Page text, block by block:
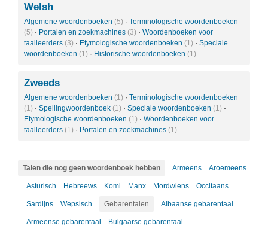
Welsh
Algemene woordenboeken (5) · Terminologische woordenboeken
(5) · Portalen en zoekmachines (3) · Woordenboeken voor
taalleerders (3) · Etymologische woordenboeken (1) · Speciale
woordenboeken (1) · Historische woordenboeken (1)
Zweeds
Algemene woordenboeken (1) · Terminologische woordenboeken
(1) · Spellingwoordenboek (1) · Speciale woordenboeken (1) ·
Etymologische woordenboeken (1) · Woordenboeken voor
taalleerders (1) · Portalen en zoekmachines (1)
Talen die nog geen woordenboek hebben Armeens Aroemeens
Asturisch Hebreews Komi Manx Mordwiens Occitaans
Sardijns Wepsisch Gebarentalen Albaanse gebarentaal
Armeense gebarentaal Bulgaarse gebarentaal